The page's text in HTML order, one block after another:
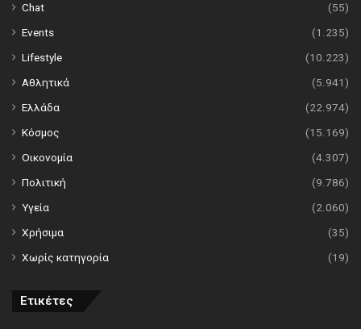
Chat
(55)
Events
(1.235)
Lifestyle
(10.223)
Αθλητικά
(5.941)
Ελλάδα
(22.974)
Κόσμος
(15.169)
Οικονομία
(4.307)
Πολιτική
(9.786)
Υγεία
(2.060)
Χρήσιμα
(35)
Χωρίς κατηγορία
(19)
Ετικέτες